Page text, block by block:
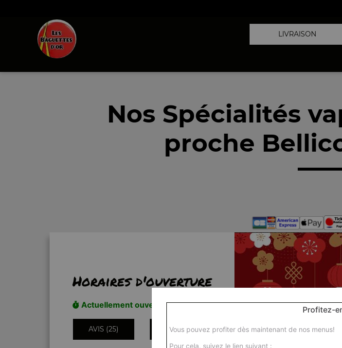
LIVRAISON
Nos Spécialités
proche
Horaires d'ouverture
Actuellement ouvert
AVIS (25) INFORMATIONS
Profitez-
Vous pouvez profiter dès maintenant de nos menus!
Pour cela, suivez le lien suivant :